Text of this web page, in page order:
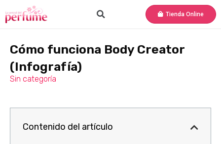
Tienda Online
Cómo funciona Body Creator
(Infografía)
Sin categoría
Contenido del artículo